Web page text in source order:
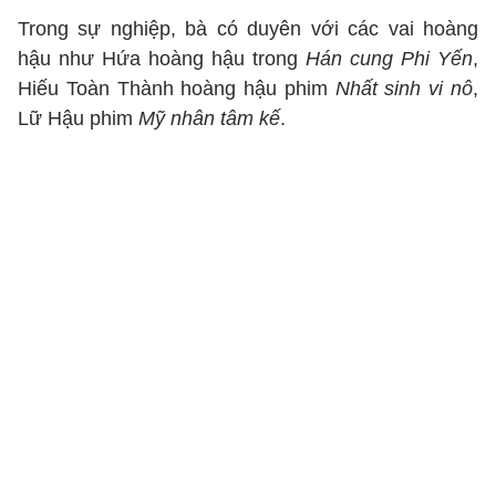
Trong sự nghiệp, bà có duyên với các vai hoàng
hậu như Hứa hoàng hậu trong Hán cung Phi Yến,
Hiếu Toàn Thành hoàng hậu phim Nhất sinh vi nô,
Lữ Hậu phim Mỹ nhân tâm kế.